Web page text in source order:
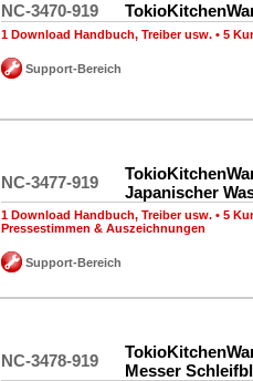
NC-3470-919
1 Download Handbuch, Treiber usw. • 5
Support-Bereich
NC-3477-919
Japanischer
1 Download Handbuch, Treiber usw. • 5
Pressestimmen & Auszeichnungen
Support-Bereich
NC-3478-919
Messer